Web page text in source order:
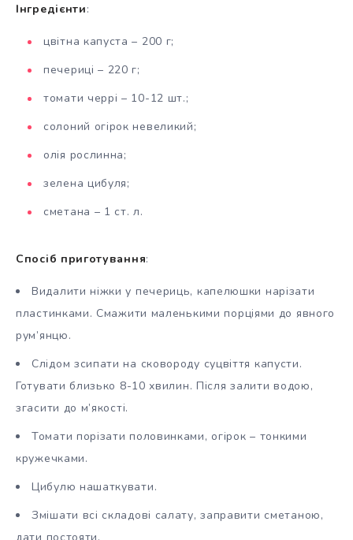
Інгредієнти:
цвітна капуста – 200 г;
печериці – 220 г;
томати черрі – 10-12 шт.;
солоний огірок невеликий;
олія рослинна;
зелена цибуля;
сметана – 1 ст. л.
Спосіб приготування:
Видалити ніжки у печериць, капелюшки нарізати
пластинками. Смажити маленькими порціями до явного
рум’янцю.
Слідом зсипати на сковороду суцвіття капусти.
Готувати близько 8-10 хвилин. Після залити водою,
згасити до м’якості.
Томати порізати половинками, огірок – тонкими
кружечками.
Цибулю нашаткувати.
Змішати всі складові салату, заправити сметаною,